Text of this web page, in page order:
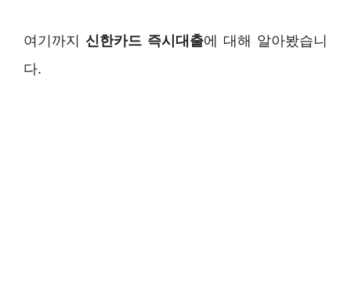
여기까지 신한카드 즉시대출에 대해 알아봤습니
다.